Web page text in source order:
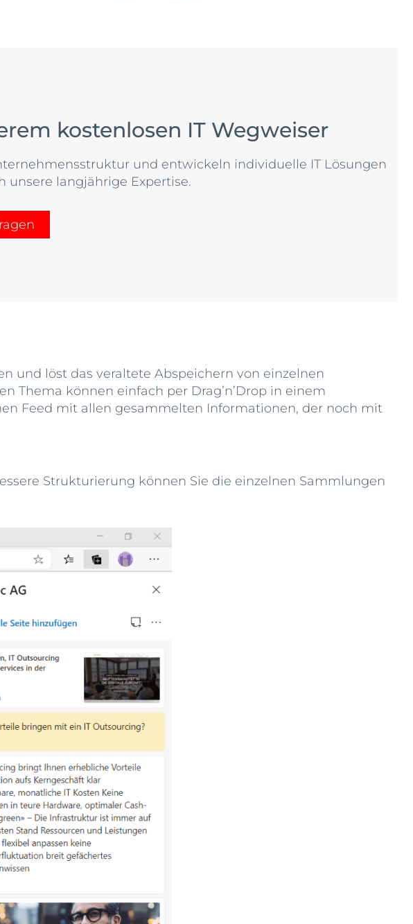
kostenlosen IT Wegweiser
und entwickeln individuelle IT Lösungen
unsere langjährige Expertise.
und löst das veraltete Abspeichern von einzelnen
Thema können einfach per Drag’n’Drop in einem
Feed mit allen gesammelten Informationen, der noch mit
Strukturierung können Sie die einzelnen Sammlungen